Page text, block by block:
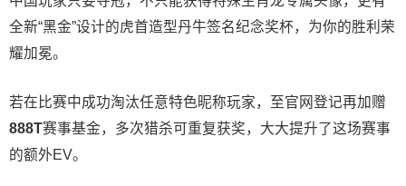
全新“黑金”设计的虎首造型丹牛签名纪念奖杯，为你的胜利荣
耀加冕。
若在比赛中成功淘汰任意特色昵称玩家，至官网登记再加赠
888T赛事基金，多次猎杀可重复获奖，大大提升了这场赛事
的额外EV。